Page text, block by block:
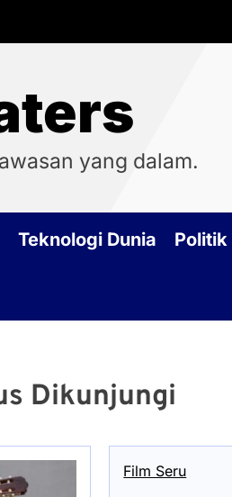
yang dalam.
Teknologi Dunia Politik
Dikunjungi
Film Seru